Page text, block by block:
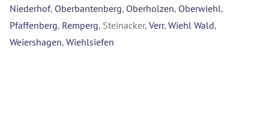
Niederhof, Oberbantenberg, Oberholzen, Oberwiehl,
Pfaffenberg, Remperg, Steinacker, Verr, Wiehl Wald,
Weiershagen, Wiehlsiefen